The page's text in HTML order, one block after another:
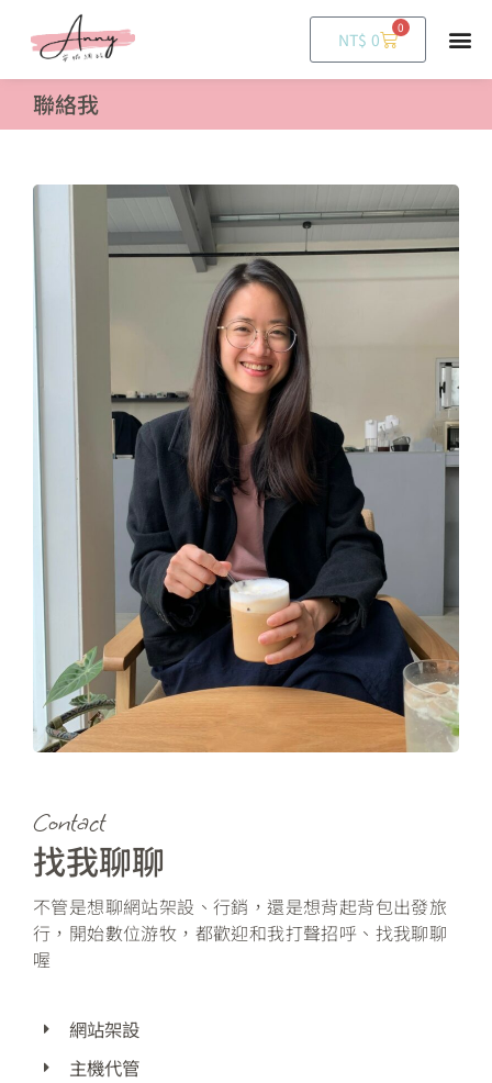
NT$ 0
0
購
物
籃
聯絡我
Contact
找我聊聊
不管是想聊網站架設、行銷，還是想背起背包出發旅
行，開始數位游牧，都歡迎和我打聲招呼、找我聊聊
喔
網站架設
主機代管